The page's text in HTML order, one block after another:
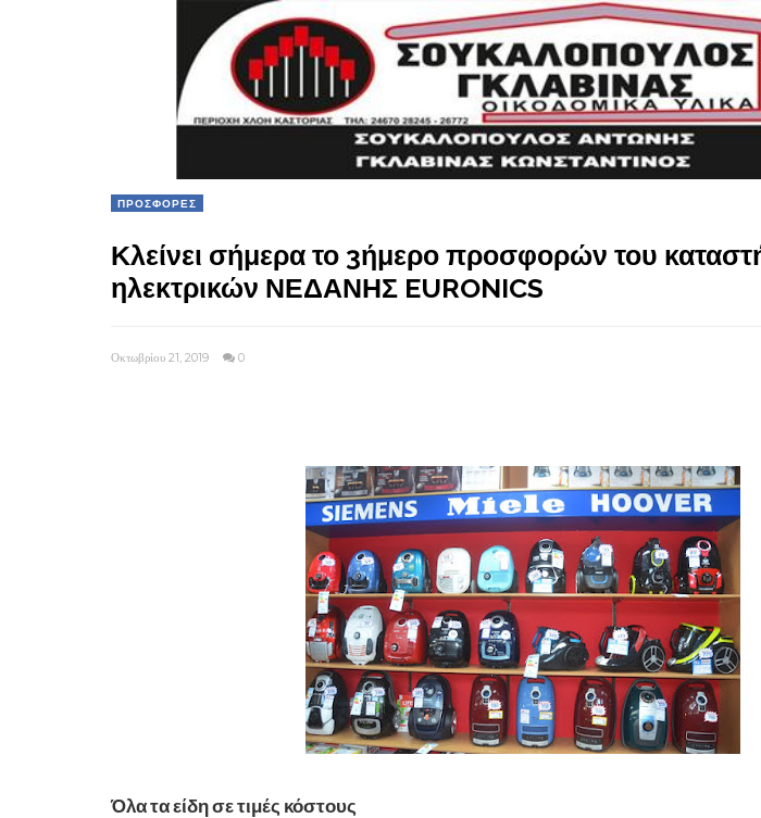
ΠΡΟΣΦΟΡΕΣ
Κλείνει σήμερα το 3ήμερο προσφορών του
ηλεκτρικών ΝΕΔΑΝΗΣ EURONICS
Οκτωβρίου 21, 2019 0
Όλα τα είδη σε τιμές κόστους